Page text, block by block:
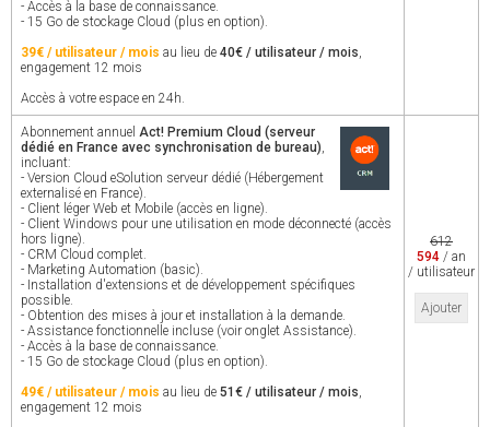
- Accès à la base de connaissance.
- 15 Go de stockage Cloud (plus en option).
39€ / utilisateur / mois au lieu de 40€ / utilisateur / mois,
engagement 12 mois
Accès à votre espace en 24h.
Abonnement annuel Act! Premium Cloud (serveur
dédié en France avec synchronisation de bureau),
incluant:
- Version Cloud eSolution serveur dédié (Hébergement
externalisé en France).
- Client léger Web et Mobile (accès en ligne).
- Client Windows pour une utilisation en mode déconnecté (accès
hors ligne).
- CRM Cloud complet.
- Marketing Automation (basic).
- Installation d'extensions et de développement spécifiques
possible.
- Obtention des mises à jour et installation à la demande.
- Assistance fonctionnelle incluse (voir onglet Assistance).
- Accès à la base de connaissance.
- 15 Go de stockage Cloud (plus en option).
49€ / utilisateur / mois au lieu de 51€ / utilisateur / mois,
engagement 12 mois
612
594 / an
/ utilisateur
Ajouter